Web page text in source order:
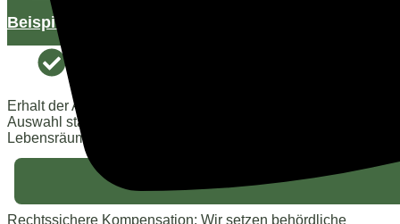
Beispiele entdecken
Erhalt der Artenvielfalt: Durch gezielte Pflegeschnitte und die
Auswahl standortgerechter Pflanzen schaffen wir
Lebensräume für Insekten, Vögel und Kleinsäuger.
Rechtssichere Kompensation: Wir setzen behördliche